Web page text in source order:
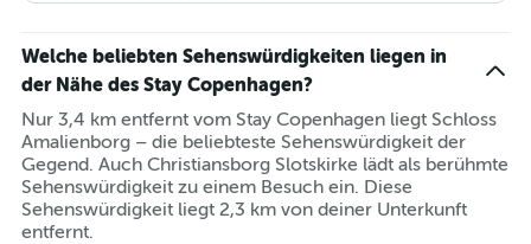
Welche beliebten Sehenswürdigkeiten liegen in
der Nähe des Stay Copenhagen?
Nur 3,4 km entfernt vom Stay Copenhagen liegt Schloss
Amalienborg – die beliebteste Sehenswürdigkeit der
Gegend. Auch Christiansborg Slotskirke lädt als berühmte
Sehenswürdigkeit zu einem Besuch ein. Diese
Sehenswürdigkeit liegt 2,3 km von deiner Unterkunft
entfernt.